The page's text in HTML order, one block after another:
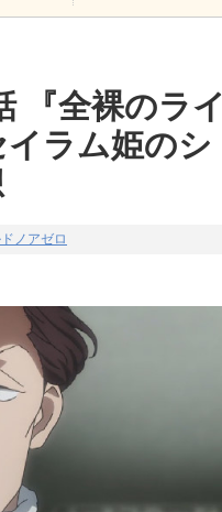
『全裸のライ
ラム姫のシ
ノアゼロ